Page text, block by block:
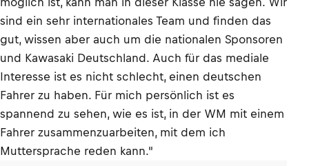
sind ein sehr internationales Team und finden das
gut, wissen aber auch um die nationalen Sponsoren
und Kawasaki Deutschland. Auch für das mediale
Interesse ist es nicht schlecht, einen deutschen
Fahrer zu haben. Für mich persönlich ist es
spannend zu sehen, wie es ist, in der WM mit einem
Fahrer zusammenzuarbeiten, mit dem ich
Muttersprache reden kann."